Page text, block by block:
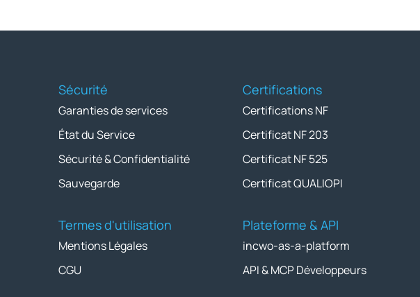
Sécurité
Garanties de services
État du Service
Sécurité & Confidentialité
Sauvegarde
Termes d'utilisation
Mentions Légales
CGU
Certifications
Certifications NF
Certificat NF 203
Certificat NF 525
Certificat QUALIOPI
Plateforme & API
incwo-as-a-platform
API & MCP Développeurs